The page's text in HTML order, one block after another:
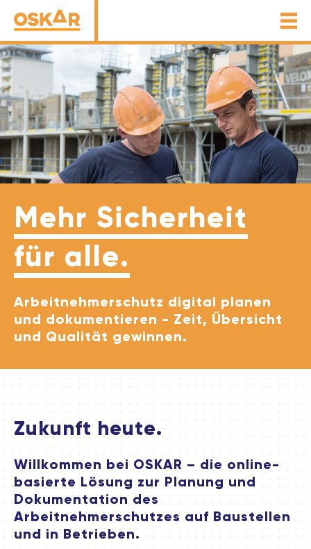
Mehr Sicherheit
für alle.
Arbeitnehmerschutz digital planen
und dokumentieren - Zeit, Übersicht
und Qualität gewinnen.
Zukunft heute.
Willkommen bei OSKAR – die online-
basierte Lösung zur Planung und
Dokumentation des
Arbeitnehmerschutzes auf Baustellen
und in Betrieben.